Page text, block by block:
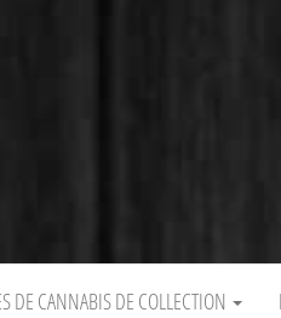
DE CANNABIS DE COLLECTION